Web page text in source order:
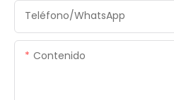
Teléfono/WhatsApp
Contenido